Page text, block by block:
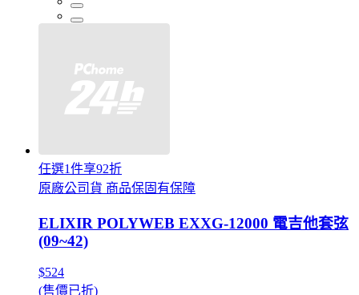
任選1件享92折
原廠公司貨 商品保固有保障
ELIXIR POLYWEB EXXG-12000 電吉他套弦
(09~42)
$524
(售價已折)